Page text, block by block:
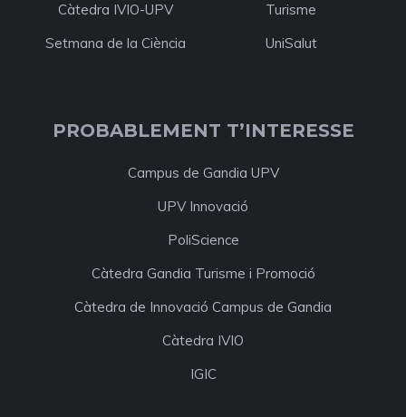
Càtedra IVIO-UPV
Turisme
Setmana de la Ciència
UniSalut
PROBABLEMENT T’INTERESSE
Campus de Gandia UPV
UPV Innovació
PoliScience
Càtedra Gandia Turisme i Promoció
Càtedra de Innovació Campus de Gandia
Càtedra IVIO
IGIC